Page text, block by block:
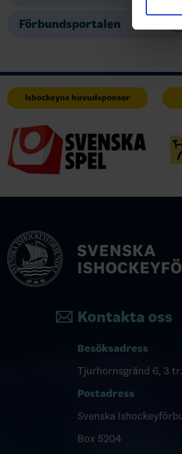
Förbundsportalen
Ishockeyns huvudsponsor
Kontakta oss
Besöksadress
Tjurhornsgränd 6, 3 tr.
Postadress
Svenska
Box 5204